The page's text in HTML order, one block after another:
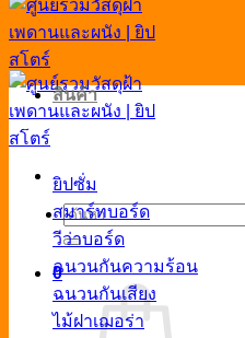
ค้นหา:
0
สินค้า
ยิปซั่ม
สมาร์ทบอร์ด
วีว่าบอร์ด
ฉนวนกันความร้อน
ฉนวนกันเสียง
ไม้ฝาเฌอร่า